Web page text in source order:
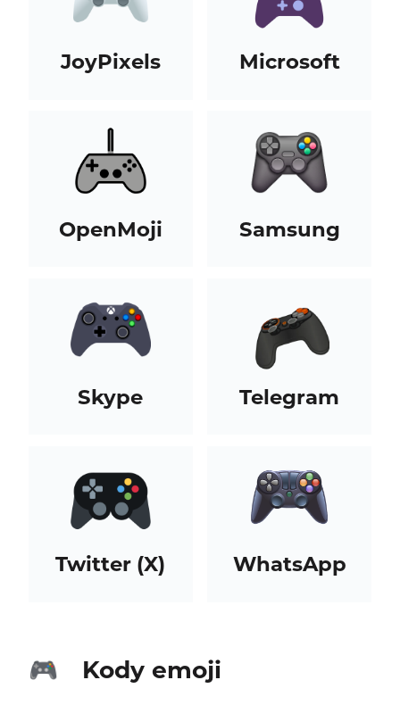
JoyPixels Microsoft
OpenMoji Samsung
Skype Telegram
Twitter (X) WhatsApp
🎮 Kody emoji